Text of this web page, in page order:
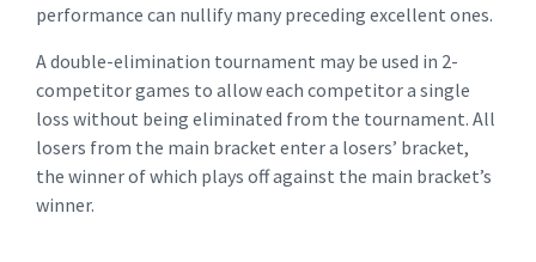
performance can nullify many preceding excellent ones.
A double-elimination tournament may be used in 2-
competitor games to allow each competitor a single
loss without being eliminated from the tournament. All
losers from the main bracket enter a losers’ bracket,
the winner of which plays off against the main bracket’s
winner.